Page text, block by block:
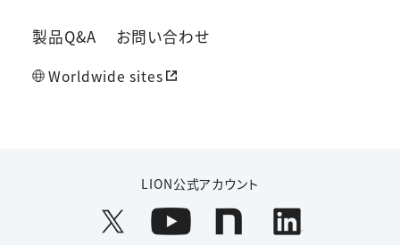
製品Q&A お問い合わせ
Worldwide sites
LION公式アカウント